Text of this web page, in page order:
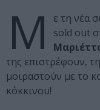
Μ ε τη νέα
sold out
της επιστρέφουν,
μοιραστούν με το
κόκκινου!